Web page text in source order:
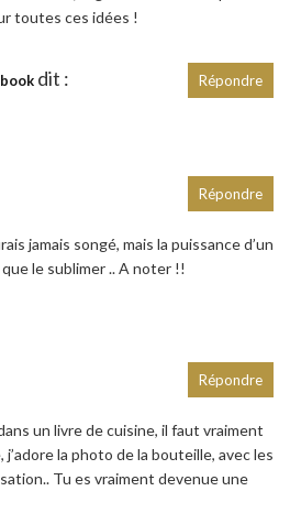
toutes ces idées !
dit : Répondre
jamais songé, mais la puissance d’un
le sublimer .. A noter !!
Répondre
un livre de cuisine, il faut vraiment
la photo de la bouteille, avec les
Tu es vraiment devenue une
Répondre